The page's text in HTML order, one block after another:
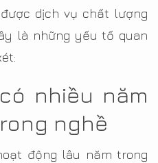
dịch vụ chất lượng
là những yếu tố quan
nhiều năm
nghề
động lâu năm trong